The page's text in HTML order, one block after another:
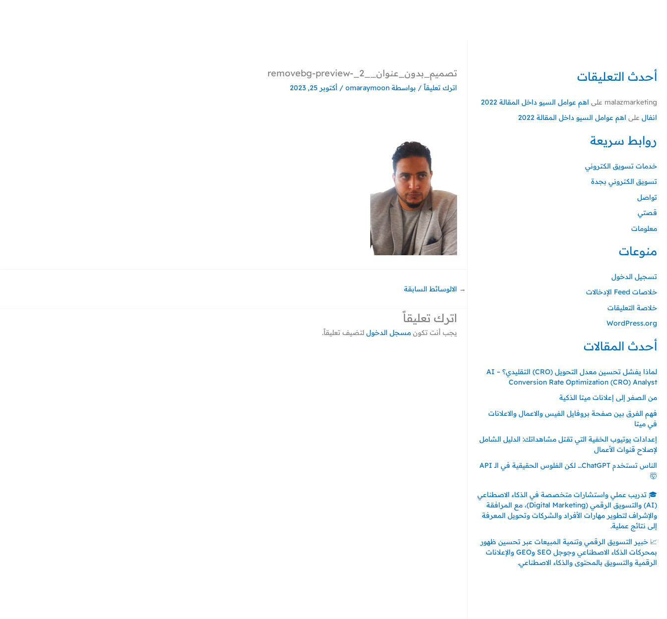
أحدث التعليقات
malazmarketing على اهم عوامل السيو داخل المقالة 2022
انفال على اهم عوامل السيو داخل المقالة 2022
روابط سريعة
خدمات تسويق الكتروني
تسويق الكتروني بجدة
تواصل
قصتي
معلومات
منوعات
تسجيل الدخول
خلاصات Feed الإدخالات
خلاصة التعليقات
WordPress.org
أحدث المقالات
لماذا يفشل تحسين معدل التحويل (CRO) التقليدي؟ – AI
Conversion Rate Optimization (CRO) Analyst
من الصفر إلى إعلانات ميتا الذكية
فهم الفرق بين صفحة بروفايل الفيس والاعمال والاعلانات
في ميتا
إعدادات يوتيوب الخفية التي تقتل مشاهداتك: الدليل الشامل
لإصلاح قنوات الأعمال
الناس تستخدم ChatGPT… لكن الفلوس الحقيقية في الـ API
🤯
🎓 تدريب عملي واستشارات متخصصة في الذكاء الاصطناعي
(AI) والتسويق الرقمي (Digital Marketing)، مع المرافقة
والإشراف لتطوير مهارات الأفراد والشركات وتحويل المعرفة
إلى نتائج عملية.
📈 خبير التسويق الرقمي وتنمية المبيعات عبر تحسين ظهور
بمحركات الذكاء الاصطناعي وجوجل SEO وGEO والإعلانات
الرقمية والتسويق بالمحتوى والذكاء الاصطناعي.
تصميم_بدون_عنوان__2_-removebg-preview
اترك تعليقاً / بواسطة omaraymoon
/أكتوبر 25, 2023
→ الالوسائط السابقة
اترك تعليقاً
يجب أنت تكونمسجل الدخول لتضيف تعليقاً.